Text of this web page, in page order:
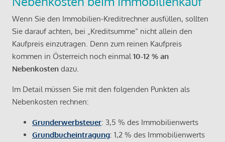
Wenn Sie den Immobilien-Kreditrechner ausfüllen, sollten
Sie darauf achten, bei „Kreditsumme“ nicht allein den
Kaufpreis einzutragen. Denn zum reinen Kaufpreis
kommen in Österreich noch einmal10-12 % an
Nebenkosten dazu.
Im Detail müssen Sie mit den folgenden Punkten als
Nebenkosten rechnen:
Grunderwerbsteuer: 3,5 % des Immobilienwerts
Grundbucheintragung: 1,2 % des Immobilienwerts